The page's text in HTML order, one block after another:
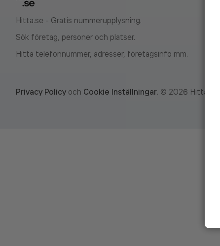
Hitta.se - Gratis nummerupplysning.
Sök företag, personer och platser.
Hitta telefonnummer, adresser, företagsinfo mm.
Privacy Policy och Cookie Inställningar. © 2026 Hitta.se